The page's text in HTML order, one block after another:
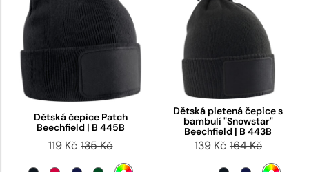
Dětská čepice Patch
Beechfield | B 445B
119 Kč 135 Kč
Dětská pletená čepice s
bambulí "Snowstar"
Beechfield | B 443B
139 Kč 164 Kč